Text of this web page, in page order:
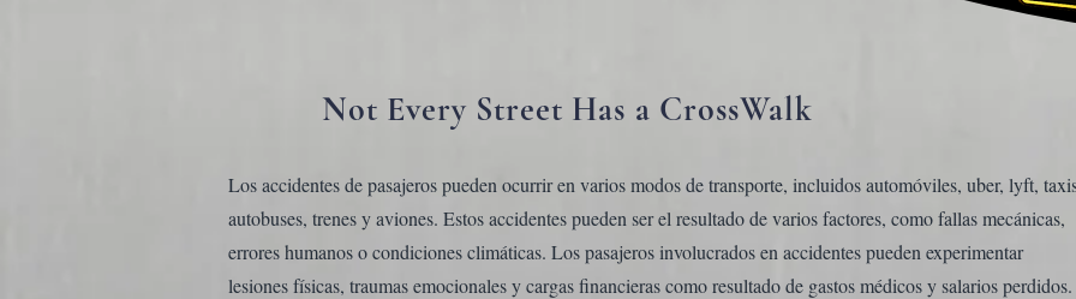
Not Every Street Has a CrossWalk
Los accidentes de pasajeros pueden ocurrir en varios modos de transporte, incluidos automóviles, uber, lyft,
autobuses, trenes y aviones. Estos accidentes pueden ser el resultado de varios factores, como fallas mecánicas,
errores humanos o condiciones climáticas. Los pasajeros involucrados en accidentes pueden experimentar
lesiones físicas, traumas emocionales y cargas financieras como resultado de gastos médicos y salarios perdidos.